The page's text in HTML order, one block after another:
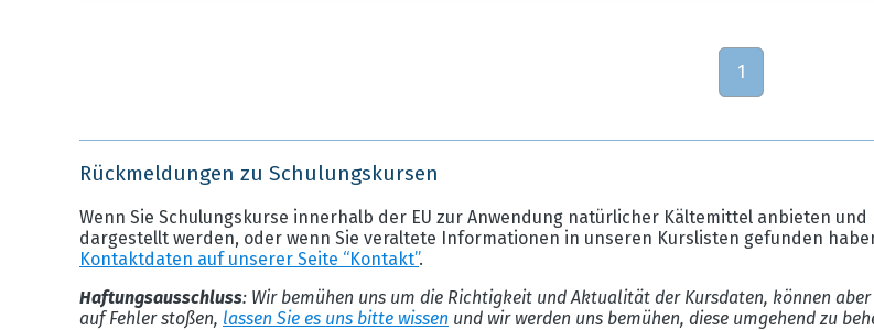
1
Rückmeldungen zu Schulungskursen
Wenn Sie Schulungskurse innerhalb der EU zur Anwendung natürlicher Kältemittel anbieten
dargestellt werden, oder wenn Sie veraltete Informationen in unseren Kurslisten gefunden
Kontaktdaten auf unserer Seite “Kontakt”.
Haftungsausschluss: Wir bemühen uns um die Richtigkeit und Aktualität der Kursdaten, können
auf Fehler stoßen, lassen Sie es uns bitte wissen und wir werden uns bemühen, diese umgehend zu